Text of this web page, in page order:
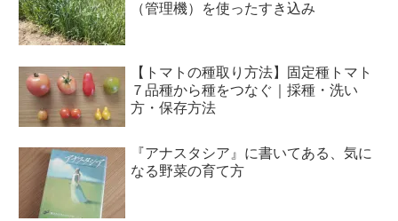
（管理機）を使ったすき込み
【トマトの種取り方法】固定種トマト
７品種から種をつなぐ｜採種・洗い
方・保存方法
『アナスタシア』に書いてある、気に
なる野菜の育て方